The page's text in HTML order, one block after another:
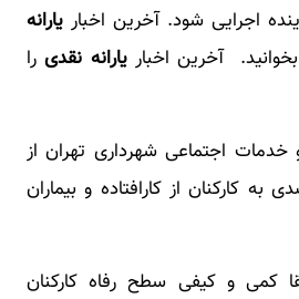
اجرایی شود. آخرین اخبار یارانه
آخرین اخباریارانه نقدیرا
خدمات اجتماعی شهرداری تهران از
کارکنان از کارافتاده و بیماران
کمی و کیفی سطح رفاه کارکنان